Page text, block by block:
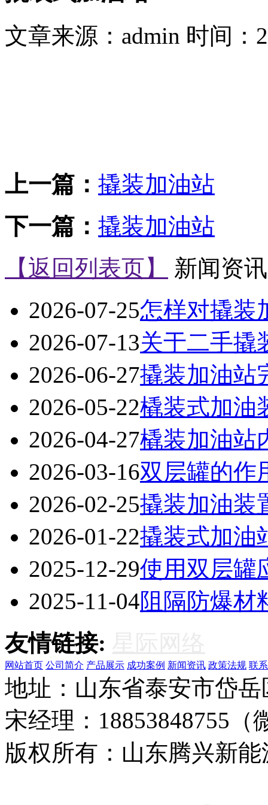
文章来源：admin 时间：
上一篇： 撬装加油站
下一篇： 撬装加油站
【返回列表页】
新闻资讯
2026-07-25怎样对撬装
2026-07-13关于二手撬
2026-06-27撬装加油站
2026-05-22橇装式加油
2026-04-27橇装加油站
2026-03-16双层罐的作
2026-02-25撬装加油装
2026-01-22撬装式加油
2025-12-29使用双层罐
2025-11-04阻隔防爆材
友情链接:
网站首页 公司简介 产品展示 成功案例 新闻资讯 政策法规 联
地址：山东省泰安市岱
宋经理：18853848755
版权所有：山东腾兴新